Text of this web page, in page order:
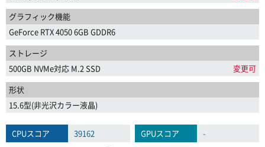
グラフィック機能
GeForce RTX 4050 6GB GDDR6
ストレージ
500GB NVMe対応 M.2 SSD
変更可
形状
15.6型(非光沢カラー液晶)
CPUスコア 39162 GPUスコア
-